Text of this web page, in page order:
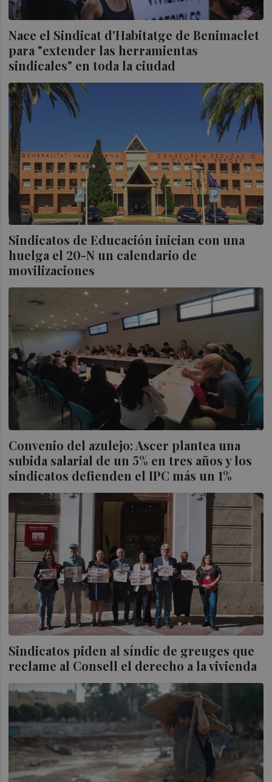
Nace el Sindicat d'Habitatge de Benimaclet
para "extender las herramientas
sindicales" en toda la ciudad
Sindicatos de Educación inician con una
huelga el 20-N un calendario de
movilizaciones
Convenio del azulejo: Ascer plantea una
subida salarial de un 5% en tres años y los
sindicatos defienden el IPC más un 1%
Sindicatos piden al síndic de greuges que
reclame al Consell el derecho a la vivienda